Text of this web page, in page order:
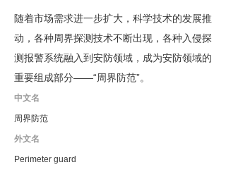
随着市场需求进一步扩大，科学技术的发展推
动，各种周界探测技术不断出现，各种入侵探
测报警系统融入到安防领域，成为安防领域的
重要组成部分——“周界防范”。
中文名
周界防范
外文名
Perimeter guard